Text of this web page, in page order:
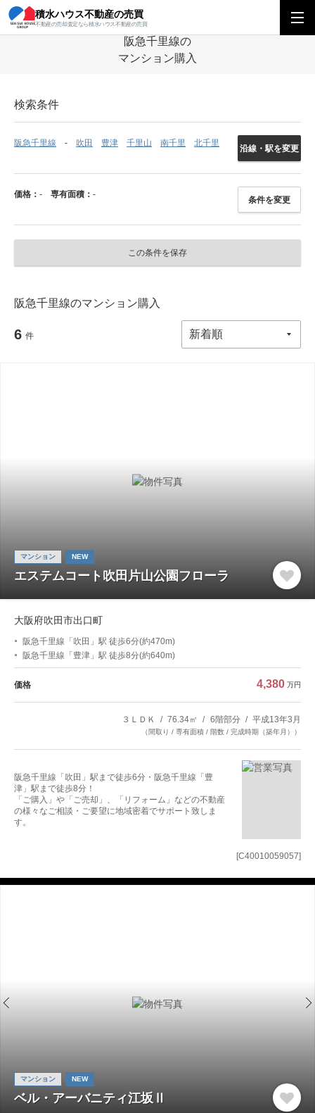
積水ハウス不動産の売買
不動産の売却査定なら積水ハウス不動産の売買
積水ハウス不動産の売買 関西エリア 阪急千里線
阪急千里線の
マンション購入
検索条件
阪急千里線 吹田 豊津 千里山 南千里 北千里
沿線・駅を変更
価格： - 専有面積： -
条件を変更
この条件を保存
阪急千里線のマンション購入
6 件
[C40010059057]
マンション NEW
エステムコート吹田片山公園フローラ
大阪府吹田市出口町
阪急千里線「吹田」駅 徒歩6分(約470m)
阪急千里線「豊津」駅 徒歩8分(約640m)
価格 4,380 万円
３ＬＤＫ 76.34㎡ 6階部分 平成13年3月
（間取り / 専有面積 / 階数 / 完成時期（築年月））
阪急千里線「吹田」駅まで徒歩6分・阪急千里線「豊
津」駅まで徒歩8分！
「ご購入」や「ご売却」、「リフォーム」などの不動産
の様々なご相談・ご要望に地域密着でサポート致しま
す。
マンション NEW
ベル・アーバニティ江坂Ⅱ